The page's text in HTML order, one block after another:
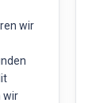
wir
wir